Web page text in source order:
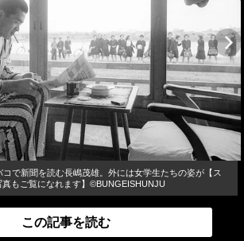
コで新聞を読む長嶋茂雄。外には女学生たちの姿が【ス
もご覧になれます】©BUNGEISHUNJU
この記事を読む